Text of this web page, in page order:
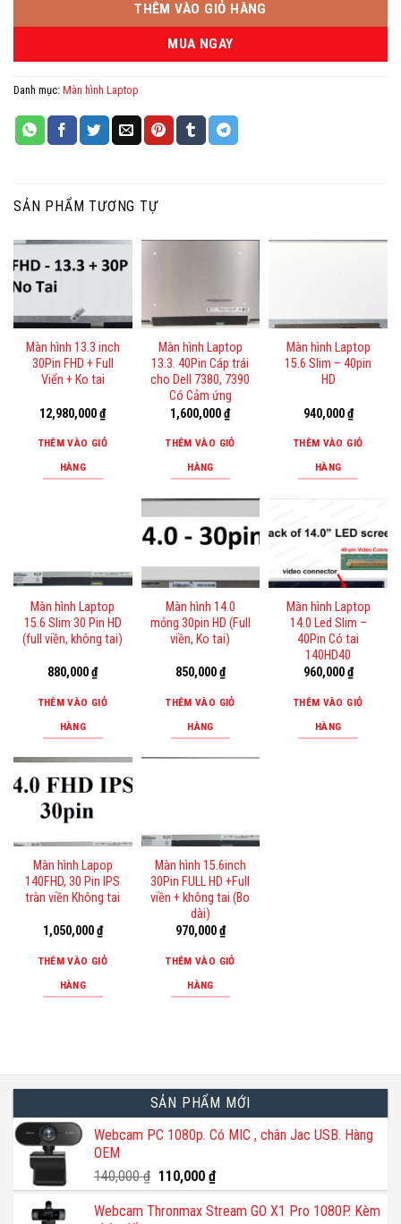
THÊM VÀO GIỎ HÀNG
MUA NGAY
Danh mục: Màn hình Laptop
SẢN PHẨM TƯƠNG TỰ
Màn hình 13.3 inch
30Pin FHD + Full
Viển + Ko tai
12,980,000₫
THÊM VÀO GIỎ
HÀNG
Màn hình Laptop
13.3. 40Pin Cáp trái
cho Dell 7380, 7390
Có Cảm ứng
1,600,000₫
THÊM VÀO GIỎ
HÀNG
Màn hình Laptop
15.6 Slim – 40pin
HD
940,000₫
THÊM VÀO GIỎ
HÀNG
Màn hình Laptop
15.6 Slim 30 Pin HD
(full viền, không tai)
880,000₫
THÊM VÀO GIỎ
HÀNG
Màn hình 14.0
mỏng 30pin HD (Full
viền, Ko tai)
850,000₫
THÊM VÀO GIỎ
HÀNG
Màn hình Laptop
14.0 Led Slim –
40Pin Có tai
140HD40
960,000₫
THÊM VÀO GIỎ
HÀNG
Màn hình Lapop
140FHD, 30 Pin IPS
tràn viền Không tai
1,050,000₫
THÊM VÀO GIỎ
HÀNG
Màn hình 15.6inch
30Pin FULL HD +Full
viền + không tai (Bo
dài)
970,000₫
THÊM VÀO GIỎ
HÀNG
SẢN PHẨM MỚI
Webcam PC 1080p. Có MIC , chân Jac USB. Hàng
OEM
140,000₫ Giá
gốc
là:
110,000 ₫Giá
hiện
tại
Webcam Thronmax Stream GO X1 Pro 1080P. Kèm